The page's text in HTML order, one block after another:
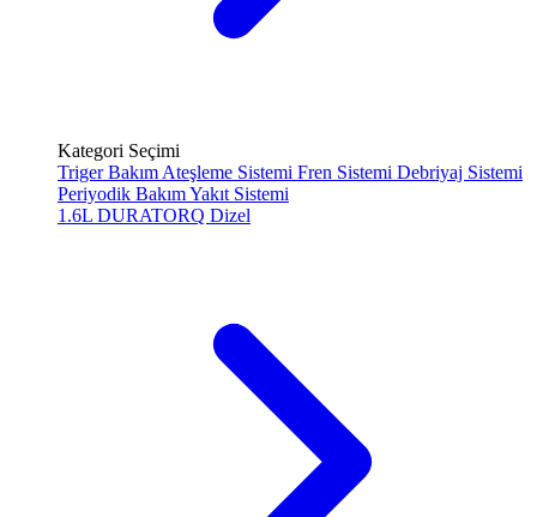
Kategori Seçimi
Triger Bakım Ateşleme Sistemi Fren Sistemi Debriyaj Sistemi
Periyodik BakımYakıt Sistemi
1.6L DURATORQ Dizel